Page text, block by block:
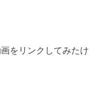
をリンクしてみたけ